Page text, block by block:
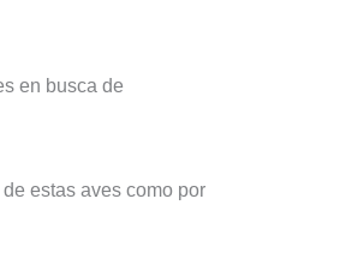
en busca de
estas aves como por